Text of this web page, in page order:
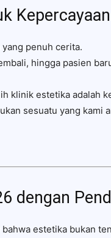
penuh cerita.
hingga pasien
klinik estetika adalah
sesuatu yang kami
dengan
bahwa estetika bukan